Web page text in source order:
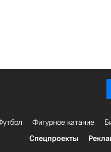
Фигурное катание
Спецпроекты